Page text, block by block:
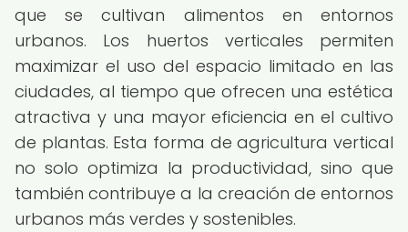
que se cultivan alimentos en entornos
urbanos. Los huertos verticales permiten
maximizar el uso del espacio limitado en las
ciudades, al tiempo que ofrecen una estética
atractiva y una mayor eficiencia en el cultivo
de plantas. Esta forma de agricultura vertical
no solo optimiza la productividad, sino que
también contribuye a la creación de entornos
urbanos más verdes y sostenibles.